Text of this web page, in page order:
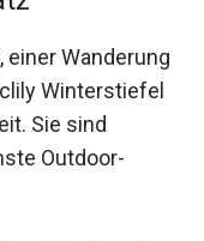
einer Wanderung
Winterstiefel
Sie sind
Outdoor-